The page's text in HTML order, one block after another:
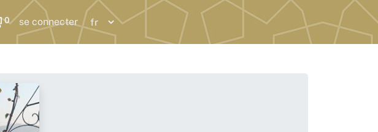
0 se connecter